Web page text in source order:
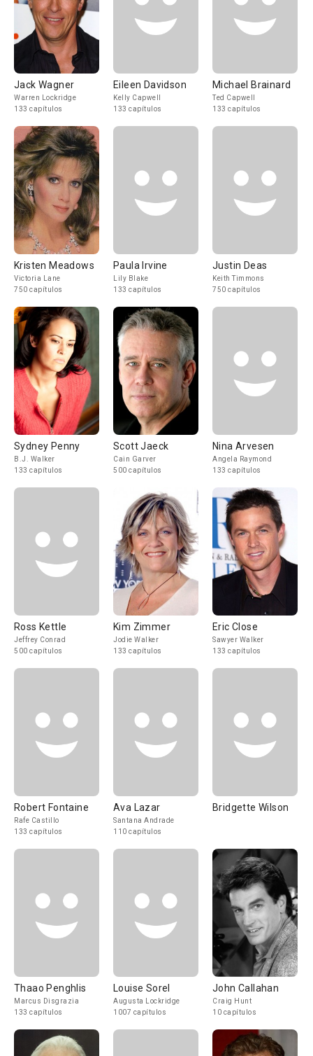
Jack Wagner
Warren Lockridge
133 capítulos
Eileen Davidson
Kelly Capwell
133 capítulos
Michael Brainard
Ted Capwell
133 capítulos
Kristen Meadows
Victoria Lane
750 capítulos
Paula Irvine
Lily Blake
133 capítulos
Justin Deas
Keith Timmons
750 capítulos
Sydney Penny
B.J. Walker
133 capítulos
Scott Jaeck
Cain Garver
500 capítulos
Nina Arvesen
Angela Raymond
133 capítulos
Ross Kettle
Jeffrey Conrad
500 capítulos
Kim Zimmer
Jodie Walker
133 capítulos
Eric Close
Sawyer Walker
133 capítulos
Robert Fontaine
Rafe Castillo
133 capítulos
Ava Lazar
Santana Andrade
110 capítulos
Bridgette Wilson
Thaao Penghlis
Marcus Disgrazia
133 capítulos
Louise Sorel
Augusta Lockridge
1007 capítulos
John Callahan
Craig Hunt
10 capítulos